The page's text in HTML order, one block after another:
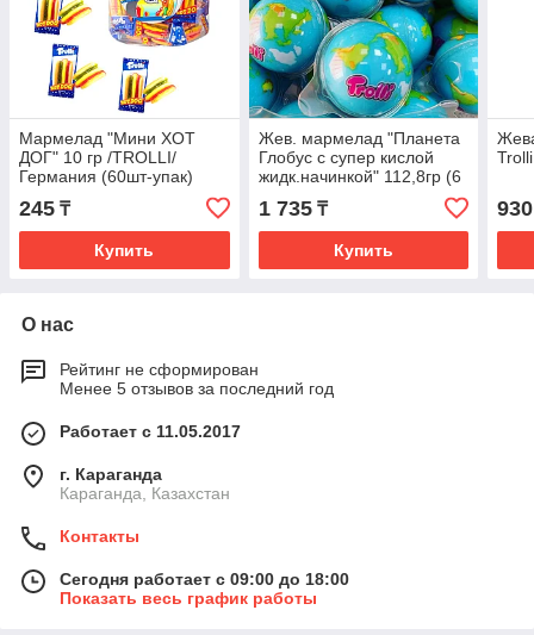
Мармелад "Мини ХОТ
ДОГ" 10 гр /TROLLI/
Германия (60шт-упак)
245 ₸
Купить
Жев. мармелад "Планета
Глобус с супер кислой
жидк.начинкой" 112,8гр (6
шт) /TROLLI (Ф)
1 735₸
Купить
930
О нас
Рейтинг не сформирован
Менее 5 отзывов за последний год
Работает с 11.05.2017
г. Караганда
Караганда, Казахстан
Контакты
Сегодня работает с 09:00 до 18:00
Показать весь график работы